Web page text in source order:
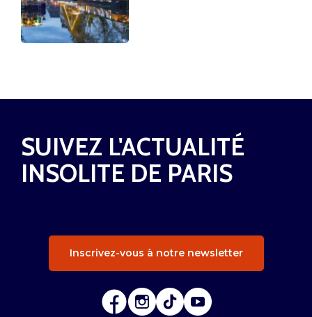
SUIVEZ L'ACTUALITÉ
INSOLITE DE PARIS
Inscrivez-vous à notre newsletter